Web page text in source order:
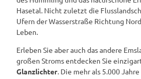
Hasetal. Nicht zuletzt die
Ufern der Wasserstraße Richtung
Leben.
Erleben Sie aber auch das andere
großen Stroms entdecken Sie
Glanzlichter. Die mehr als 5.000